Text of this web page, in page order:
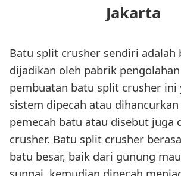
Jakarta
Batu split crusher sendiri adalah
dijadikan oleh pabrik
pembuatan batu split crusher ini
sistem dipecah atau
pemecah batu atau disebut juga
crusher. Batu split crusher
batu besar, baik dari gunung